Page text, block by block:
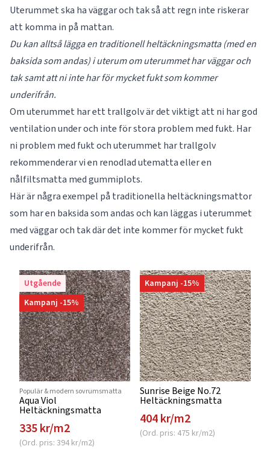
Uterummet ska ha väggar och tak så att regn inte riskerar
att komma in på mattan.
Du kan alltså lägga en traditionell heltäckningsmatta (med en
baksida som andas) i uterum om uterummet har väggar och
tak samt att ni inte har för mycket fukt som kommer
underifrån.
Om uterummet har ett trallgolv är det viktigt att ni har god
ventilation under och inte för stora problem med fukt. Har
ni problem med fukt och uterummet har trallgolv
rekommenderar vi en renodlad utematta eller en
nålfiltsmatta med gummiplots.
Här är några exempel på traditionella heltäckningsmattor
som har en baksida som andas och kan läggas i uterummet
med väggar och tak där det inte kommer för mycket fukt
underifrån.
Utgående
Kampanj -15%
Populär & modern sovrumsmatta
Aqua Viol
Heltäckningsmatta
335 kr/m2
(Ord. pris: 394 kr/m2)
Kampanj -15%
Sunrise Beige No.72
Heltäckningsmatta
404 kr/m2
(Ord. pris: 475 kr/m2)